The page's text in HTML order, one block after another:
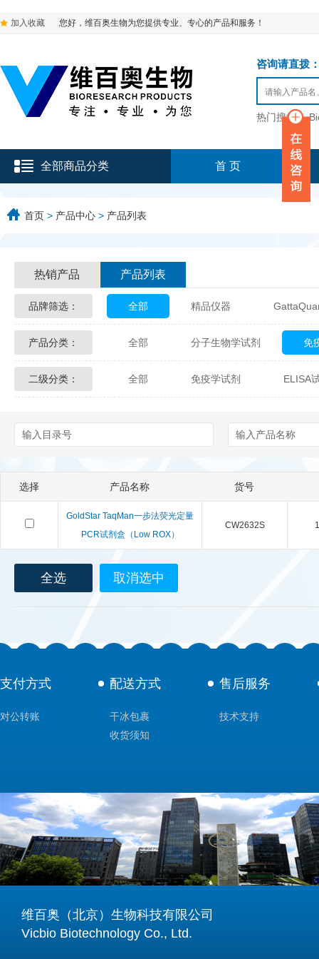
加入收藏 您好，维百奥生物为您提供专业、专心的产品和服务！
咨询请直拨
热门搜索：
全部商品分类 首 页
首页 > 产品中心 > 产品列表
热销产品 产品列表
品牌筛选： 全部 精品仪器
Glycon Biochem Sterlitech
Echelon Biosciences Verichem
Biotez Berlin Diametra
Berry & Associates Zedira
LGC Maine Standards
产品分类： 全部 分子生物学试剂 免
化学及生物化学试剂 材料学试剂
二级分类： 全部 免疫学试剂 ELISA
选择 产品名称 货号
GoldStar TaqMan一步法荧光定量
PCR试剂盒（Low ROX）
CW2632S
全选 取消选中
支付方式
对公转账
配送方式
干冰包裹
收货须知
售后服务
技术支持
维百奥（北京）生物科技有限公司
Vicbio Biotechnology Co., Ltd.